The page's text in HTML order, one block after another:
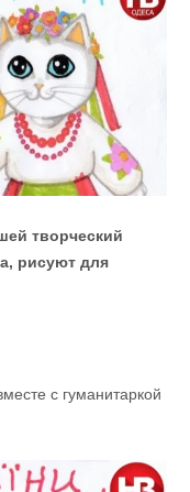
творческий
рисуют для
с гуманитаркой